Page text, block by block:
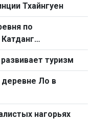
Тхайнгуен
по
туризм
деревне Ло в
нагорьях